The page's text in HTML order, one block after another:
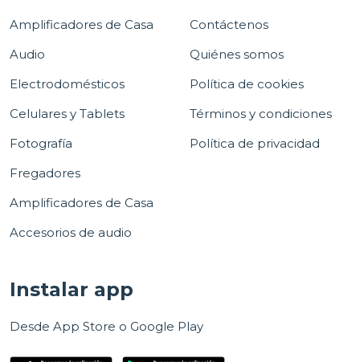
Amplificadores de Casa
Audio
Electrodomésticos
Celulares y Tablets
Fotografía
Fregadores
Amplificadores de Casa
Accesorios de audio
Contáctenos
Quiénes somos
Política de cookies
Términos y condiciones
Política de privacidad
Instalar app
Desde App Store o Google Play